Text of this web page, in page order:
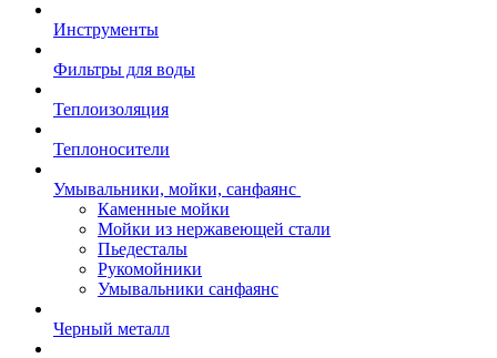
Инструменты
Фильтры для воды
Теплоизоляция
Теплоносители
Умывальники, мойки, санфаянс
Каменные мойки
Мойки из нержавеющей стали
Пьедесталы
Рукомойники
Умывальники санфаянс
Черный металл